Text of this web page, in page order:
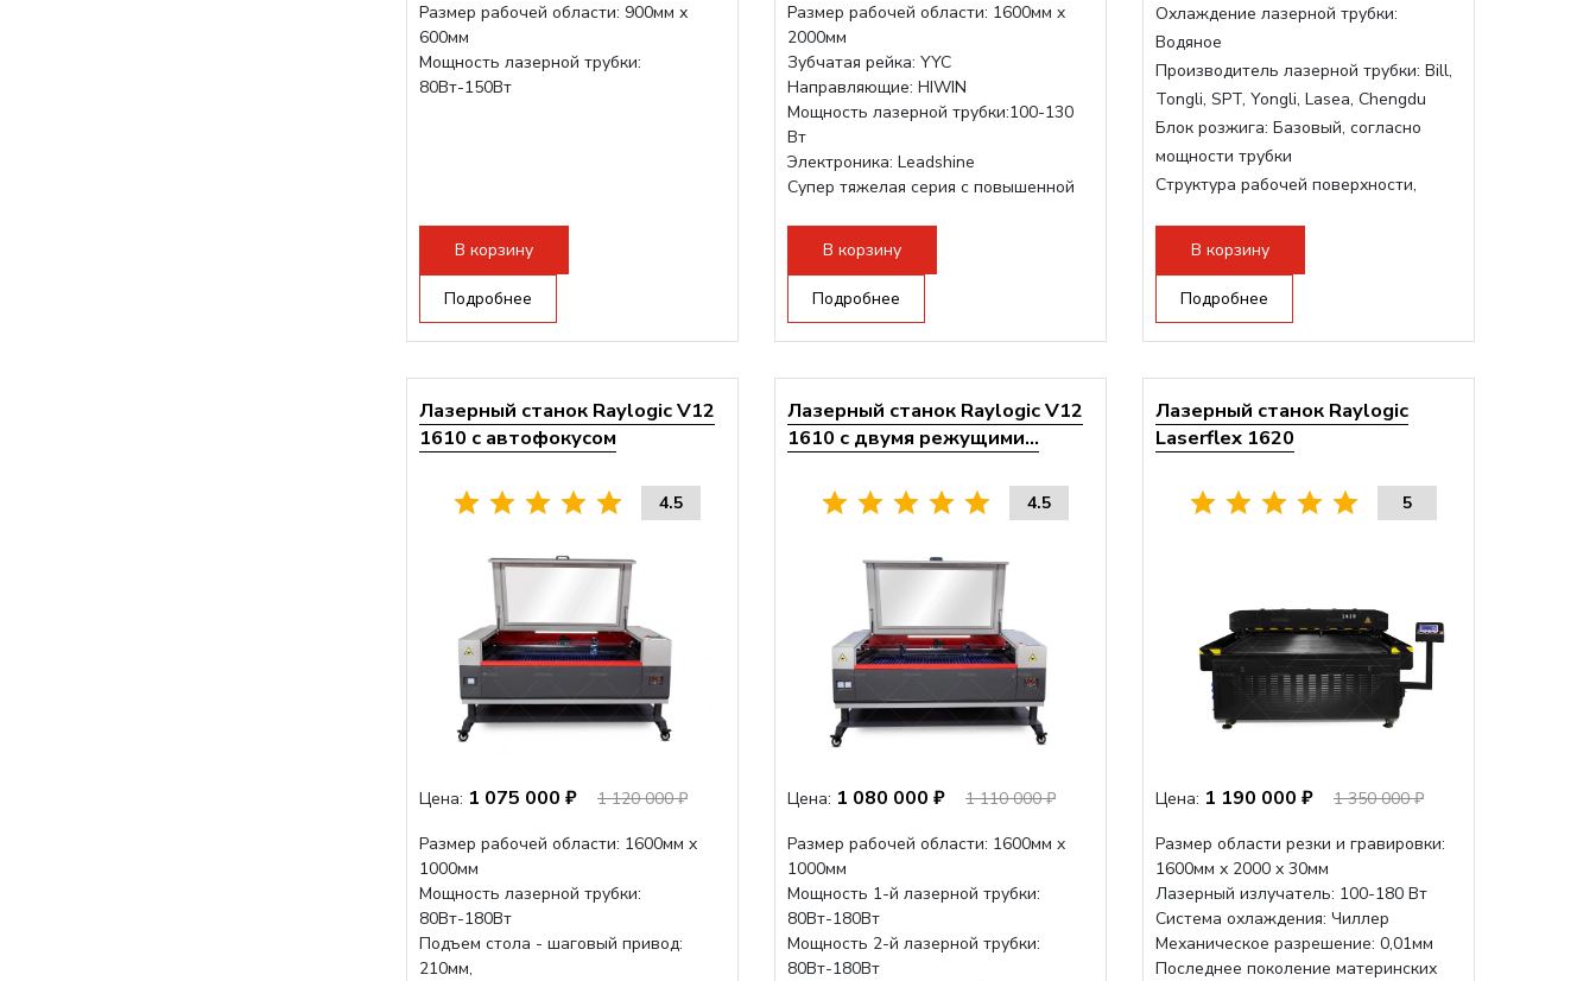
Размер рабочей области: 900мм х
600мм
Мощность лазерной трубки:
80Вт-150Вт
В корзину
Подробнее
Размер рабочей области: 1600мм x
2000мм
Зубчатая рейка: YYC
Направляющие: HIWIN
Мощность лазерной трубки:100-130
Вт
Электроника: Leadshine
Супер тяжелая серия с повышенной
В корзину
Подробнее
Охлаждение лазерной трубки:
Водяное
Производитель лазерной трубки: Bill,
Tongli, SPT, Yongli, Lasea, Chengdu
Блок розжига: Базовый, согласно
мощности трубки
Структура рабочей поверхности,
каркасе
Дисплей:3.5" Цветной TFT LCD
Подъемный стол(ось Z):
асинхронном моторе
20мм, Нижнее отверстие - 200мм
В корзину
Подробнее
Лазерный станок Raylogic V12
1610 с автофокусом
4.5
Цена: 1 075 000 ₽
1 120 000 ₽
Размер рабочей области: 1600мм x
1000мм
Мощность лазерной трубки:
80Вт-180Вт
Подъем стола - шаговый привод:
210мм,
Лазерный станок Raylogic V12
1610 с двумя режущими...
4.5
Цена: 1 080 000 ₽
1 110 000 ₽
Размер рабочей области: 1600мм x
1000мм
Мощность 1-й лазерной трубки:
80Вт-180Вт
Мощность 2-й лазерной трубки:
80Вт-180Вт
Лазерный станок Raylogic
Laserflex 1620
5
Цена: 1 190 000 ₽
1 350 000 ₽
Размер области резки и гравировки:
1600мм х 2000 х 30мм
Лазерный излучатель: 100-180 Вт
Система охлаждения: Чиллер
Механическое разрешение: 0,01мм
Последнее поколение материнских